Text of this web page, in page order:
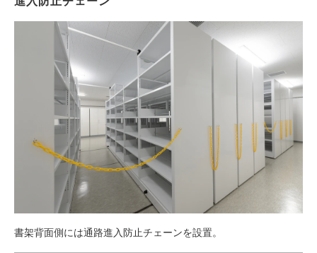
書架背面側には通路進入防止チェーンを設置。